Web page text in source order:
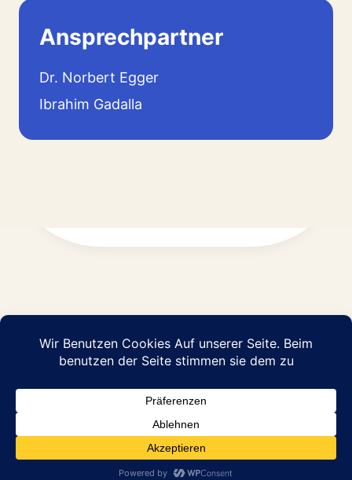
Ansprechpartner
Dr. Norbert Egger
Ibrahim Gadalla
© 2026 Abraham Pflege GmbH